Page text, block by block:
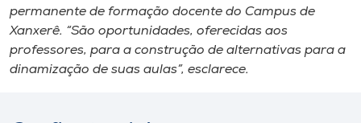
permanente de formação docente do Campus de
Xanxerê. “São oportunidades, oferecidas aos
professores, para a construção de alternativas para a
dinamização de suas aulas”, esclarece.